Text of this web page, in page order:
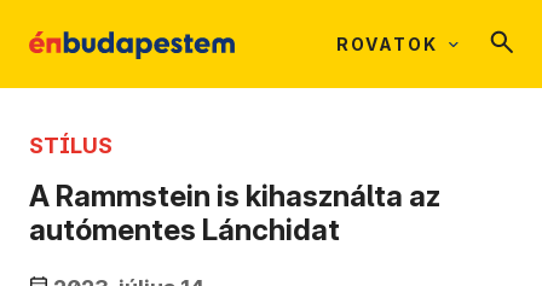
ROVATOK
STÍLUS
A Rammstein is kihasználta az
autómentes Lánchidat